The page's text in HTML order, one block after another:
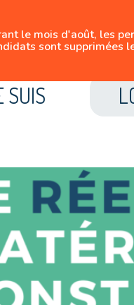
le mois d'août, les
sont supprimées
SUIS